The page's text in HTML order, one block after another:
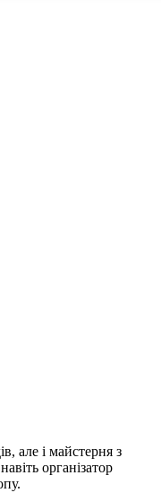
але і майстерня з
організатор